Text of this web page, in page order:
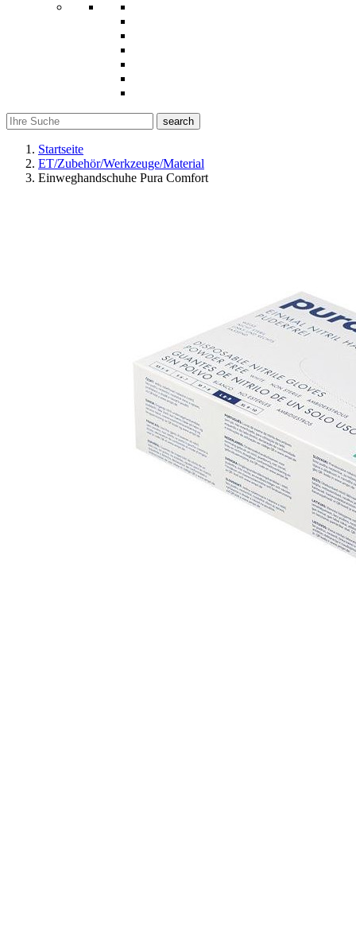
search
Startseite
ET/Zubehör/Werkzeuge/Material
Einweghandschuhe Pura Comfort